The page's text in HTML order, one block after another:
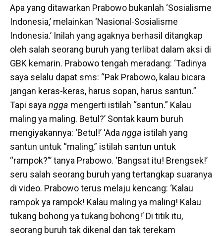
Apa yang ditawarkan Prabowo bukanlah ‘Sosialisme
Indonesia,’ melainkan ‘Nasional-Sosialisme
Indonesia.’ Inilah yang agaknya berhasil ditangkap
oleh salah seorang buruh yang terlibat dalam aksi di
GBK kemarin. Prabowo tengah meradang: ‘Tadinya
saya selalu dapat sms: “Pak Prabowo, kalau bicara
jangan keras-keras, harus sopan, harus santun.”
Tapi saya ngga mengerti istilah “santun.” Kalau
maling ya maling. Betul?’ Sontak kaum buruh
mengiyakannya: ‘Betul!’ ‘Ada ngga istilah yang
santun untuk “maling,” istilah santun untuk
“rampok?”’ tanya Prabowo. ‘Bangsat itu! Brengsek!’
seru salah seorang buruh yang tertangkap suaranya
di video. Prabowo terus melaju kencang: ‘Kalau
rampok ya rampok! Kalau maling ya maling! Kalau
tukang bohong ya tukang bohong!’ Di titik itu,
seorang buruh tak dikenal dan tak terekam